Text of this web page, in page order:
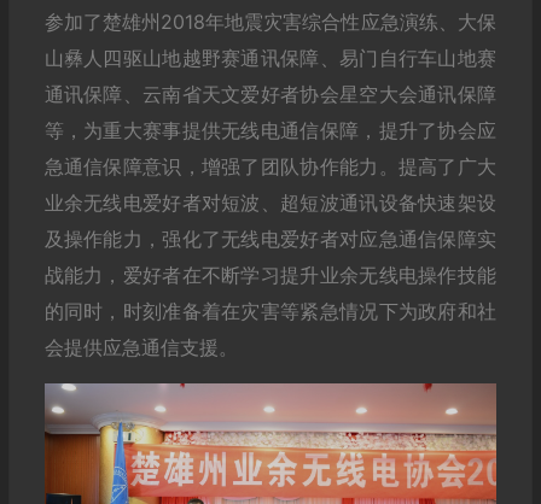
参加了楚雄州2018年地震灾害综合性应急演练、大保
山彝人四驱山地越野赛通讯保障、易门自行车山地赛
通讯保障、云南省天文爱好者协会星空大会通讯保障
等，为重大赛事提供无线电通信保障，提升了协会应
急通信保障意识，增强了团队协作能力。提高了广大
业余无线电爱好者对短波、超短波通讯设备快速架设
及操作能力，强化了无线电爱好者对应急通信保障实
战能力，爱好者在不断学习提升业余无线电操作技能
的同时，时刻准备着在灾害等紧急情况下为政府和社
会提供应急通信支援。